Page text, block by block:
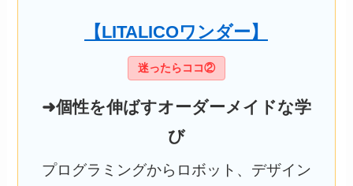
【LITALICOワンダー】
迷ったらココ②
➜個性を伸ばすオーダーメイドな学
び
プログラミングからロボット、デザイン